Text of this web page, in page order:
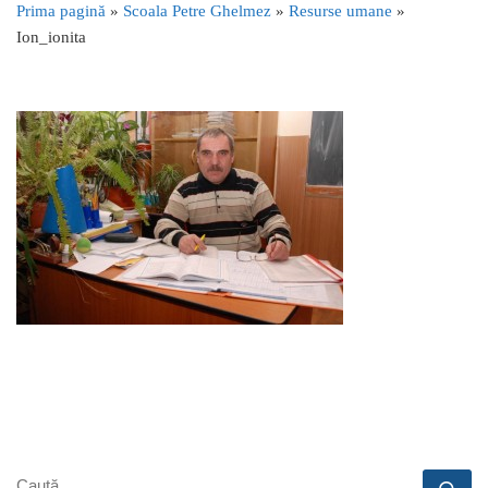
Prima pagină » Scoala Petre Ghelmez » Resurse umane »
Ion_ionita